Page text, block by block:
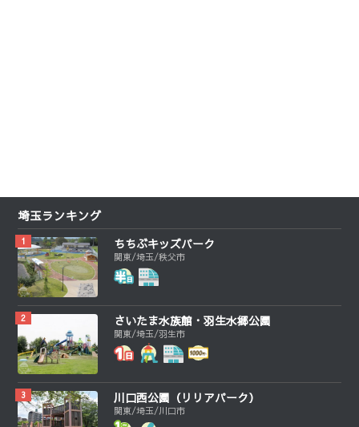
埼玉ランキング
ちちぶキッズパーク
関東/埼玉/秩父市
さいたま水族館・羽生水郷公園
関東/埼玉/羽生市
川口西公園（リリアパーク）
関東/埼玉/川口市